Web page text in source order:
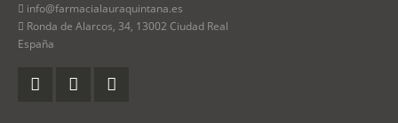
info@farmacialauraquintana.es
Ronda de Alarcos, 34, 13002 Ciudad Real
España